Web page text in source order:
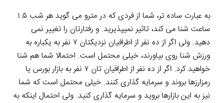
به عبارت ساده تر، شما از فردی که در مترو می گوید هر شب ۱.۵
ساعت شنا می کند، تاثیر نمیپذیرید. و رفتارتان را تغییر نمی
دهید. ولی اگر از ده نفر از اطرافیان نزدیکتان ۷ نفر به یکباره به
ورزش شنا روی بیاورند، خیلی محتمل است. احتمالا شما هم شنا
خواهید کرد. اگر از ده نفر از اطرافیان تان ۷ نفر به بازار بورس یا
رمزارزها بروند و سرمایه گذاری کنند. خیلی محتمل است که شما
نیز به این بازارها بروید و سرمایه گذاری کنید. ولی احتمال اینکه به